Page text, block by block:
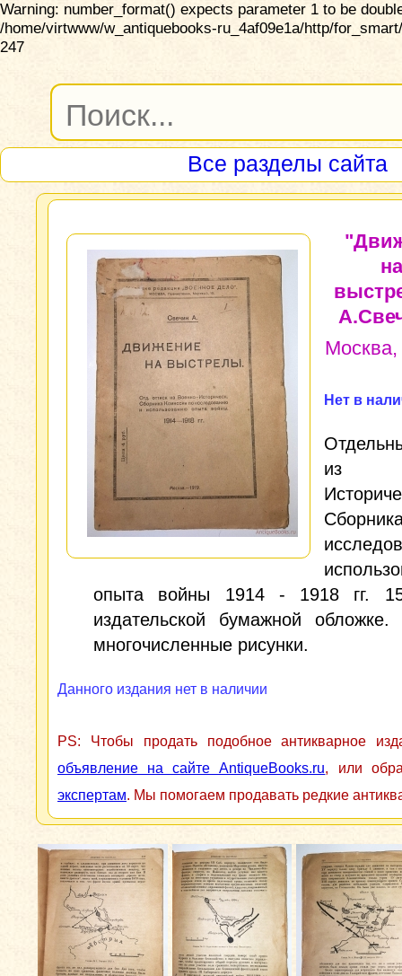
Warning: number_format() expects parameter 1 to be
/home/virtwww/w_antiquebooks-ru_4af09e1a/http/
247
Все разделы сайта
на
Москва,
Нет в
из
опыта войны 1914 - 1918 гг.
издательской бумажной обложке.
многочисленные рисунки.
Данного издания нет в наличии
PS: Чтобы продать подобное антикварное
объявление на сайте AntiqueBooks.ru, или
экспертам. Мы помогаем продавать редкие